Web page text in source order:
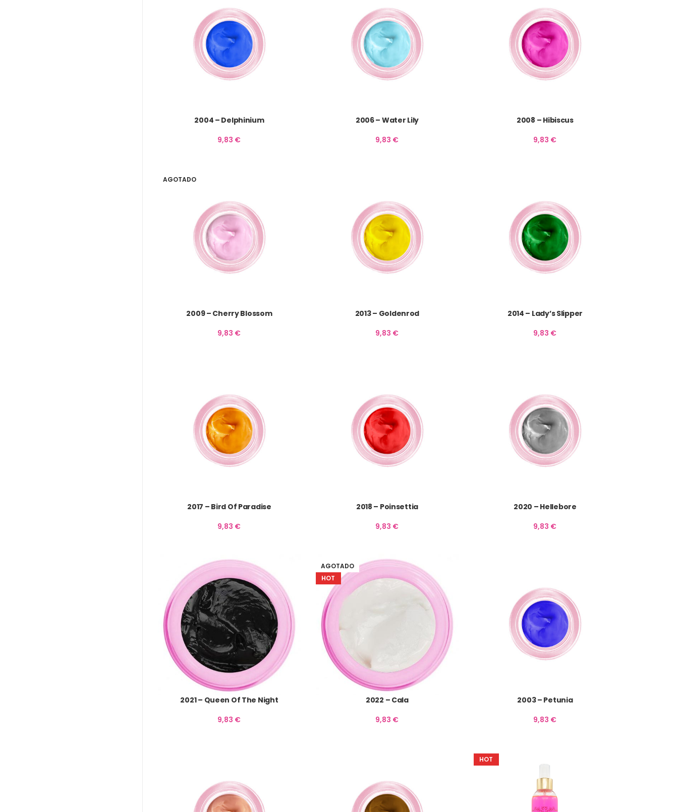
2004 – Delphinium
9,83 €
2006 – Water Lily
9,83 €
2008 – Hibiscus
9,83 €
AGOTADO
2009 – Cherry Blossom
9,83 €
2013 – Goldenrod
9,83 €
2014 – Lady’s Slipper
9,83 €
2017 – Bird Of Paradise
9,83 €
2018 – Poinsettia
9,83 €
2020 – Hellebore
9,83 €
2021 – Queen Of The Night
9,83 €
AGOTADO
HOT
2022 – Cala
9,83 €
2003 – Petunia
9,83 €
HOT